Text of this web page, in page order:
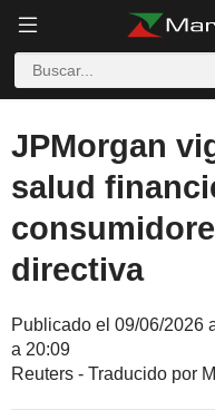
JPMorgan
salud
directiva
Publicado el 09/06/2026
a 20:09
Reuters - Traducido por